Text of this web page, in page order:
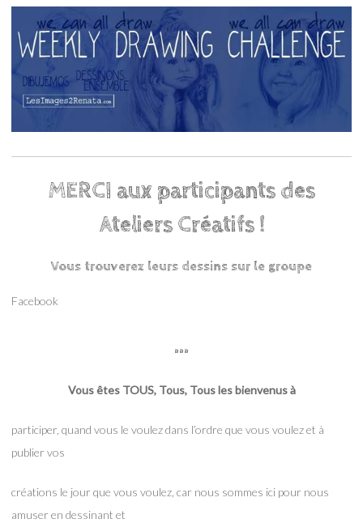
MERCI aux participants des
Ateliers Créatifs !
Vous trouverez leurs dessins sur le groupe
Facebook
…
Vous êtes TOUS, Tous, Tous les bienvenus à
participer, quand vous le voulez dans l’ordre que vous voulez et à
publier vos
créations le jour que vous voulez, car nous sommes ici pour nous
amuser en dessinant et